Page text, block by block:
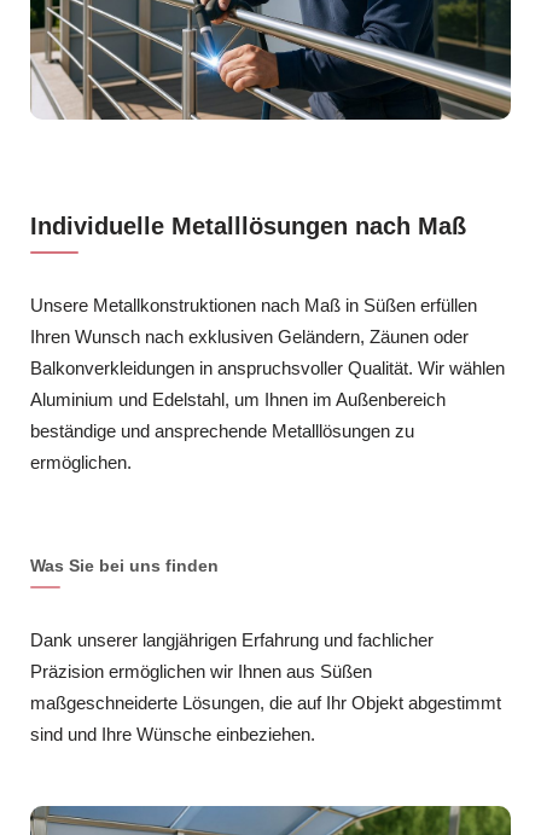
Individuelle Metalllösungen nach Maß
Unsere Metallkonstruktionen nach Maß in Süßen erfüllen
Ihren Wunsch nach exklusiven Geländern, Zäunen oder
Balkonverkleidungen in anspruchsvoller Qualität. Wir wählen
Aluminium und Edelstahl, um Ihnen im Außenbereich
beständige und ansprechende Metalllösungen zu
ermöglichen.
Was Sie bei uns finden
Dank unserer langjährigen Erfahrung und fachlicher
Präzision ermöglichen wir Ihnen aus Süßen
maßgeschneiderte Lösungen, die auf Ihr Objekt abgestimmt
sind und Ihre Wünsche einbeziehen.